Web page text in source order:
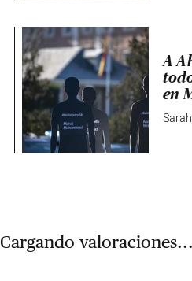
A
en
Cargando valoraciones...